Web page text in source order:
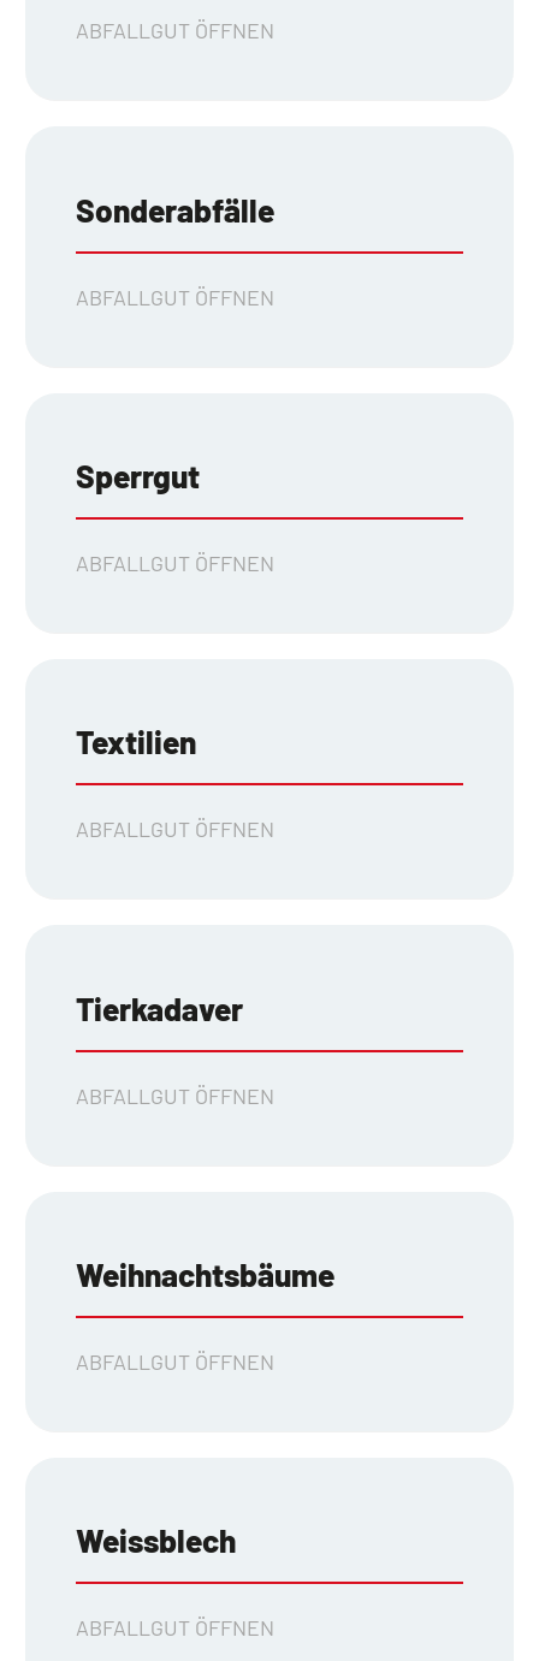
ABFALLGUT ÖFFNEN
Sonderabfälle
ABFALLGUT ÖFFNEN
Sperrgut
ABFALLGUT ÖFFNEN
Textilien
ABFALLGUT ÖFFNEN
Tierkadaver
ABFALLGUT ÖFFNEN
Weihnachtsbäume
ABFALLGUT ÖFFNEN
Weissblech
ABFALLGUT ÖFFNEN